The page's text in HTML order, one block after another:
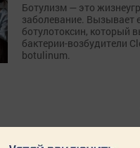
Ботулизм — это
заболевание. Вызывает
ботулотоксин, который
бактерии-возбудители
botulinum.